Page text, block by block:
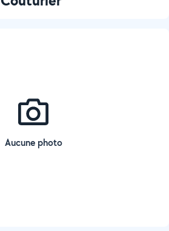
Aucune photo